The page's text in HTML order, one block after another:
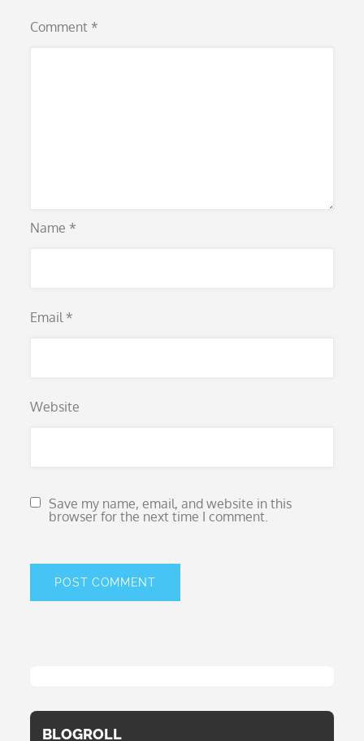
Comment *
Name *
Email *
Website
Save my name, email, and website in this
browser for the next time I comment.
BLOGROLL